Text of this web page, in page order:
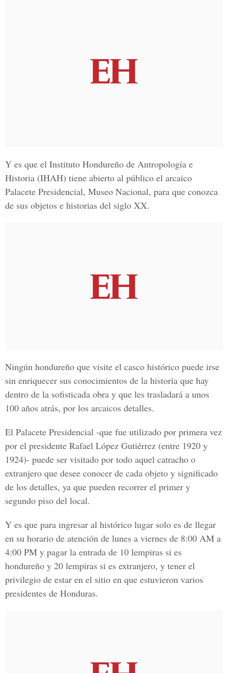
Y es que el Instituto Hondureño de Antropología e
Historia (IHAH) tiene abierto al público el arcaico
Palacete Presidencial, Museo Nacional, para que conozca
de sus objetos e historias del siglo XX.
Ningún hondureño que visite el casco histórico puede irse
sin enriquecer sus conocimientos de la historia que hay
dentro de la sofisticada obra y que les trasladará a unos
100 años atrás, por los arcaicos detalles.
El Palacete Presidencial -que fue utilizado por primera vez
por el presidente Rafael López Gutiérrez (entre 1920 y
1924)- puede ser visitado por todo aquel catracho o
extranjero que desee conocer de cada objeto y significado
de los detalles, ya que pueden recorrer el primer y
segundo piso del local.
Y es que para ingresar al histórico lugar solo es de llegar
en su horario de atención de lunes a viernes de 8:00 AM a
4:00 PM y pagar la entrada de 10 lempiras si es
hondureño y 20 lempiras si es extranjero, y tener el
privilegio de estar en el sitio en que estuvieron varios
presidentes de Honduras.